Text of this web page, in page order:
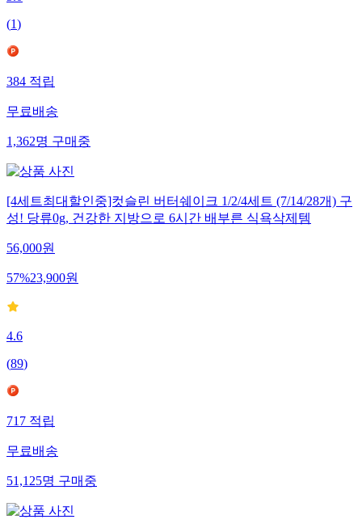
(1)
384적립
무료배송
1,362명구매중
[4세트최대할인중]컷슬린 버터쉐이크 1/2/4세트 (7/14/28개) 구
성! 당류0g, 건강한 지방으로 6시간 배부른 식욕삭제템
56,000원
57%23,900원
4.6
(89)
717적립
무료배송
51,125명구매중